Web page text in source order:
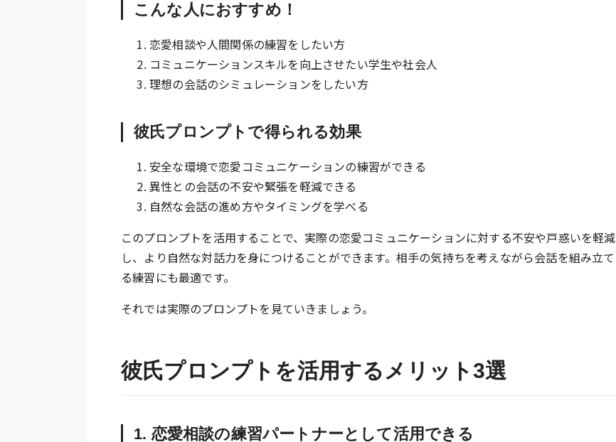
こんな人におすすめ！
恋愛相談や人間関係の練習をしたい方
コミュニケーションスキルを向上させたい学生や社会人
理想の会話のシミュレーションをしたい方
彼氏プロンプトで得られる効果
安全な環境で恋愛コミュニケーションの練習ができる
異性との会話の不安や緊張を軽減できる
自然な会話の進め方やタイミングを学べる
このプロンプトを活用することで、実際の恋愛コミュニケーションに対する不安や戸惑いを軽減
し、より自然な対話力を身につけることができます。相手の気持ちを考えながら会話を組み立て
る練習にも最適です。
それでは実際のプロンプトを見ていきましょう。
彼氏プロンプトを活用するメリット3選
1. 恋愛相談の練習パートナーとして活用できる